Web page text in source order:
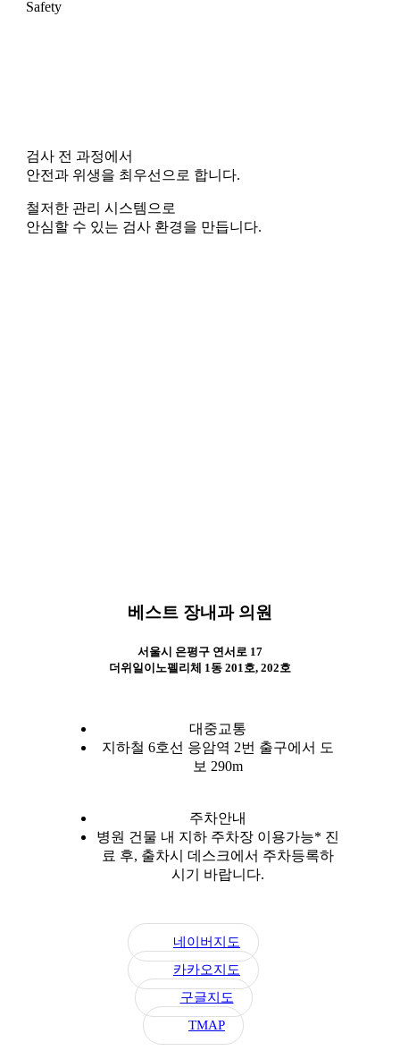
Safety
검사 전 과정에서
안전과 위생을 최우선으로 합니다.
철저한 관리 시스템으로
안심할 수 있는 검사 환경을 만듭니다.
베스트 장내과 의원
서울시 은평구 연서로 17
더위일이노펠리체 1동 201호, 202호
대중교통
지하철 6호선 응암역 2번 출구에서 도
보 290m
주차안내
병원 건물 내 지하 주차장 이용가능* 진
료 후, 출차시 데스크에서 주차등록하
시기 바랍니다.
네이버지도
카카오지도
구글지도
TMAP